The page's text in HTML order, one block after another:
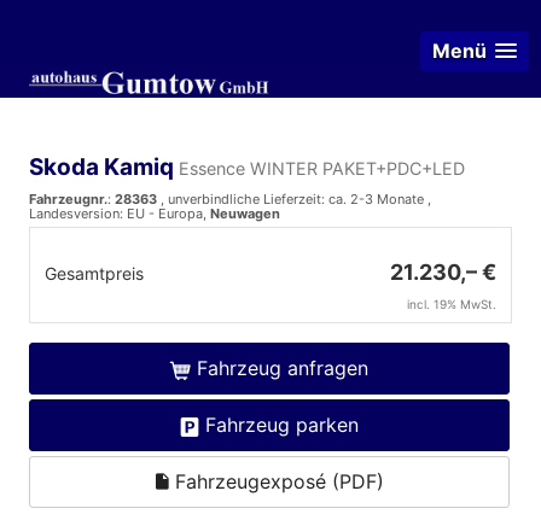
Menü
Skoda Kamiq Essence WINTER PAKET+PDC+LED
Fahrzeugnr.: 28363 , unverbindliche Lieferzeit: ca. 2-3 Monate ,
Landesversion: EU - Europa, Neuwagen
Gesamtpreis 21.230,– €
incl. 19% MwSt.
Fahrzeug anfragen
Fahrzeug parken
Fahrzeugexposé (PDF)